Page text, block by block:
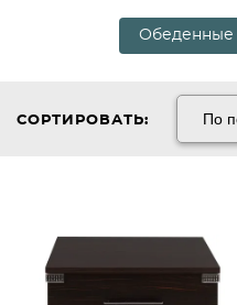
Обеденные
СОРТИРОВАТЬ: